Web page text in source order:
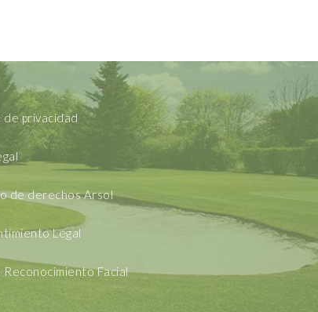
de privacidad
de derechos Arsol
Legal
Reconocimiento Facial